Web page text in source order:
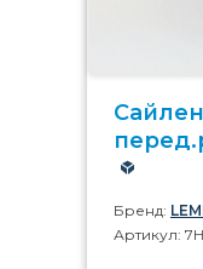
Бренд:
Артикул: